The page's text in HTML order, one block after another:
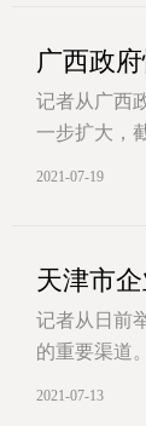
广西政
记者从广西
一步扩大，
2021-07-19
天津市
记者从日前
的重要渠道
2021-07-13